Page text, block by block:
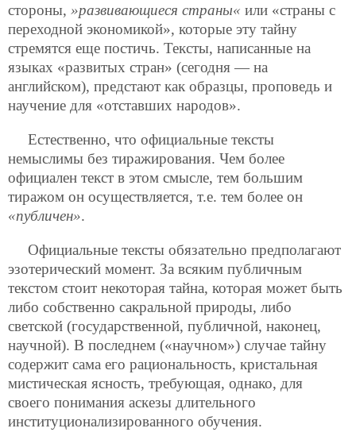
стороны, »развивающиеся страны« или «страны с
переходной экономикой», которые эту тайну
стремятся еще постичь. Тексты, написанные на
языках «развитых стран» (сегодня — на
английском), предстают как образцы, проповедь и
научение для «отставших народов».
Естественно, что официальные тексты
немыслимы без тиражирования. Чем более
официален текст в этом смысле, тем большим
тиражом он осуществляется, т.е. тем более он
«публичен».
Официальные тексты обязательно предполагают
эзотерический момент. За всяким публичным
текстом стоит некоторая тайна, которая может быть
либо собственно сакральной природы, либо
светской (государственной, публичной, наконец,
научной). В последнем («научном») случае тайну
содержит сама его рациональность, кристальная
мистическая ясность, требующая, однако, для
своего понимания аскезы длительного
институционализированного обучения.